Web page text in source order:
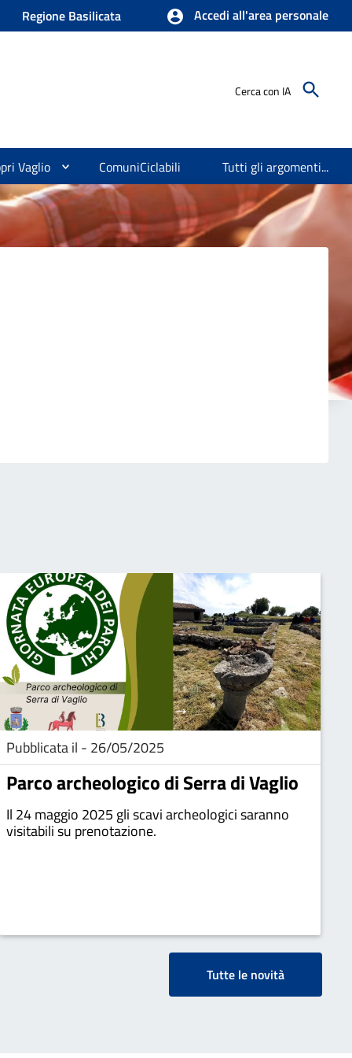
Regione Basilicata Accedi all'area personale
Cerca con IA
Vaglio ComuniCiclabili Tutti gli argomenti...
Pubblicata il - 26/05/2025
Parco archeologico di Serra di Vaglio
Il 24 maggio 2025 gli scavi archeologici saranno
visitabili su prenotazione.
Tutte le novità